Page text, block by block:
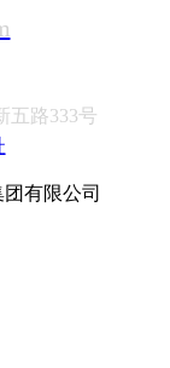
五路333号
有限公司